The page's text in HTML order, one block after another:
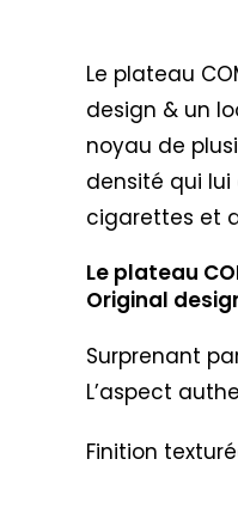
Le plateau
design & un
noyau de
densité qui lui
cigarettes et
Le plateau
Original
Surprenant
L’aspect
Finition